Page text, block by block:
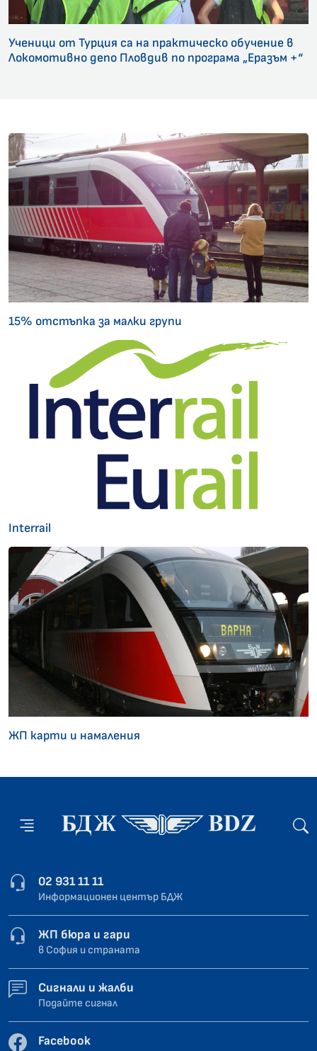
Ученици от Турция са на практическо обучение в
Локомотивно депо Пловдив по програма „Еразъм +“
15% отстъпка за малки групи
Interrail
ЖП карти и намаления
02 931 11 11
Информационен център БДЖ
ЖП бюра и гари
в София и страната
Сигнали и жалби
Подайте сигнал
Facebook